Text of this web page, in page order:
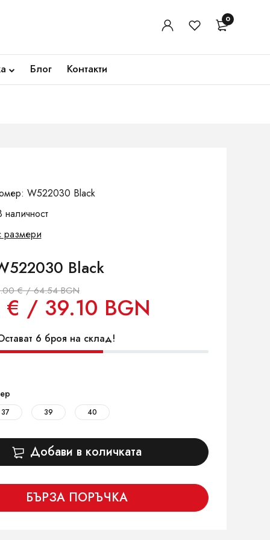
0
Блог Контакти
W522030 Black
размери
Black
€ / 64.54 BGN
€ / 39.10 BGN
6 броя на склад!
37 39 40
Добави в количката
БЪРЗА ПОРЪЧКА